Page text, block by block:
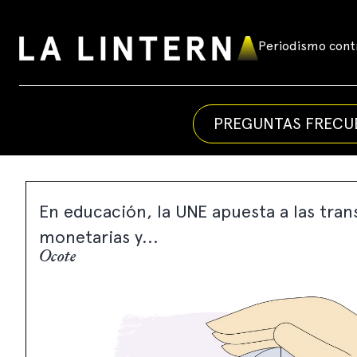
content
Periodismo
La
PREGUNTAS
En educación, la UNE apuesta a las
monetarias y...
Ocote